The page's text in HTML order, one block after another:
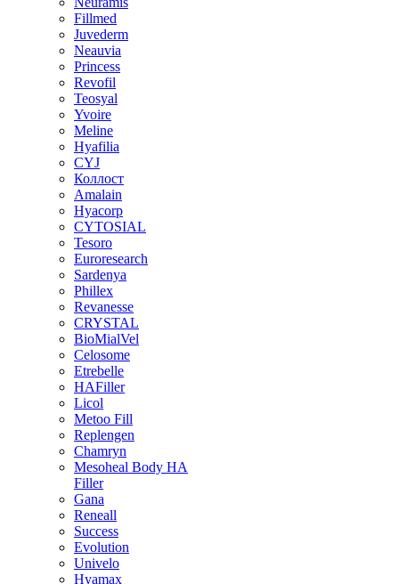
Fillmed
Juvederm
Neauvia
Princess
Revofil
Teosyal
Yvoire
Meline
Hyafilia
CYJ
Коллост
Amalain
Hyacorp
CYTOSIAL
Tesoro
Euroresearch
Sardenya
Phillex
Revanesse
CRYSTAL
BioMialVel
Celosome
Etrebelle
HAFiller
Licol
Metoo Fill
Replengen
Chamryn
Mesoheal Body HA
Filler
Gana
Reneall
Success
Evolution
Univelo
Hyamax